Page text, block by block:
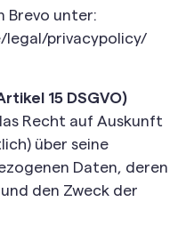
Brevo unter:
legal/privacypolicy/
15 DSGVO)
Recht auf Auskunft
über seine
Daten, deren
den Zweck der